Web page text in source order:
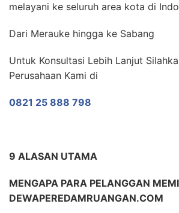
melayani ke seluruh area kota di
Dari Merauke hingga ke Sabang
Untuk Konsultasi Lebih Lanjut
Perusahaan Kami di
0821 25 888 798
9 ALASAN UTAMA
MENGAPA PARA PELANGGAN
DEWAPEREDAMRUANGAN.COM